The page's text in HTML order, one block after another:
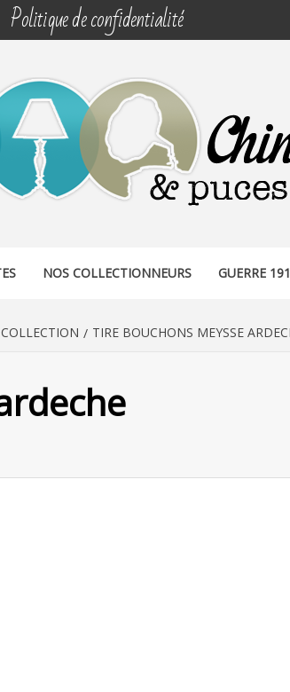
Politique de confidentialité
NOS COLLECTIONNEURS GUERRE
TIRE BOUCHONS MEYSSE